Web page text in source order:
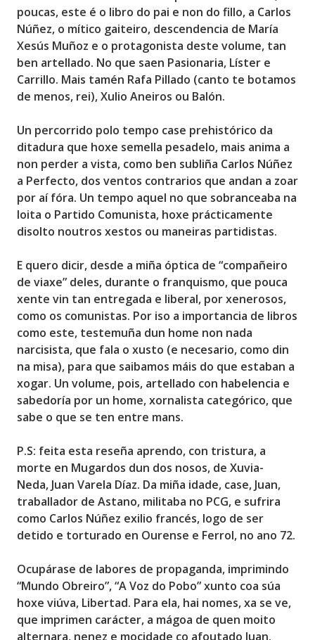
poucas, este é o libro do pai e non do fillo, a Carlos
Núñez, o mítico gaiteiro, descendencia de María
Xesús Muñoz e o protagonista deste volume, tan
ben artellado. No que saen Pasionaria, Líster e
Carrillo. Mais tamén Rafa Pillado (canto te botamos
de menos, rei), Xulio Aneiros ou Balón.
Un percorrido polo tempo case prehistórico da
ditadura que hoxe semella pesadelo, mais anima a
non perder a vista, como ben subliña Carlos Núñez
a Perfecto, dos ventos contrarios que andan a zoar
por aí fóra. Un tempo aquel no que sobranceaba na
loita o Partido Comunista, hoxe prácticamente
disolto noutros xestos ou maneiras partidistas.
E quero dicir, desde a miña óptica de “compañeiro
de viaxe” deles, durante o franquismo, que pouca
xente vin tan entregada e liberal, por xenerosos,
como os comunistas. Por iso a importancia de libros
como este, testemuña dun home non nada
narcisista, que fala o xusto (e necesario, como din
na misa), para que saibamos máis do que estaban a
xogar. Un volume, pois, artellado con habelencia e
sabedoría por un home, xornalista categórico, que
sabe o que se ten entre mans.
P.S: feita esta reseña aprendo, con tristura, a
morte en Mugardos dun dos nosos, de Xuvia-
Neda, Juan Varela Díaz. Da miña idade, case, Juan,
traballador de Astano, militaba no PCG, e sufrira
como Carlos Núñez exilio francés, logo de ser
detido e torturado en Ourense e Ferrol, no ano 72.
Ocupárase de labores de propaganda, imprimindo
“Mundo Obreiro”, “A Voz do Pobo”xunto coa súa
hoxe viúva, Libertad. Para ela, hai nomes, xa se ve,
que imprimen carácter, a mágoa de quen moito
alternara, nenez e mocidade co afoutado Juan.